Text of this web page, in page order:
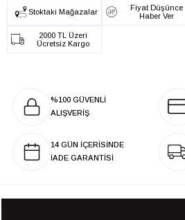
Stoktaki Mağazalar
Fiyat Düşünce
Haber Ver
2000 TL Üzeri
Ücretsiz Kargo
%100 GÜVENLİ
ALIŞVERİŞ
14 GÜN İÇERİSİNDE
İADE GARANTİSİ